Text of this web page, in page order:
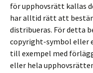
för upphovsrätt kallas
har alltid rätt att
distribueras. För detta
copyright-symbol eller
till exempel med
eller hela